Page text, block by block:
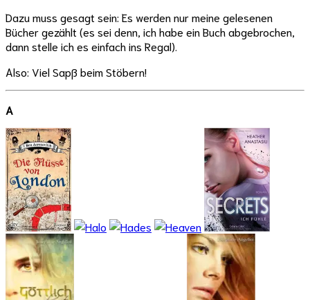
Dazu muss gesagt sein: Es werden nur meine gelesenen
Bücher gezählt (es sei denn, ich habe ein Buch abgebrochen,
dann stelle ich es einfach ins Regal).
Also: Viel Sapß beim Stöbern!
A